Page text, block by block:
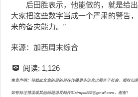
后田胜表示，他能做的，就是给
大家把这些数字当成一个严肃的警告
来的备灾能力。”
来源：加西周末综合
阅读: 1,126
免责声明：转载此文章的目的旨在传播更多信息以服务于社会，版权归
如有标注错误或其他问题请发邮件01simple888@gmail.com，谢谢！